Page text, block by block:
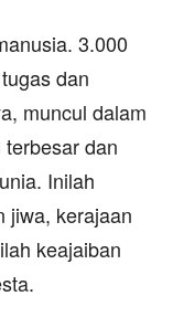
3.000
dan
muncul dalam
dan
Inilah
jiwa, kerajaan
keajaiban